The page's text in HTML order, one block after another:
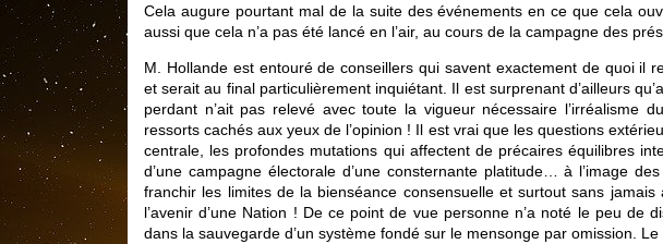
Cela augure pourtant mal de la suite des événements en ce que cela
aussi que cela n’a pas été lancé en l’air, au cours de la campagne des
M. Hollande est entouré de conseillers qui savent exactement de quoi il
et serait au final particulièrement inquiétant. Il est surprenant d’ailleurs
perdant n’ait pas relevé avec toute la vigueur nécessaire l’irréalisme
ressorts cachés aux yeux de l’opinion ! Il est vrai que les questions
centrale, les profondes mutations qui affectent de précaires équilibres
d’une campagne électorale d’une consternante platitude… à l’image
franchir les limites de la bienséance consensuelle et surtout sans
l’avenir d’une Nation ! De ce point de vue personne n’a noté le peu de
dans la sauvegarde d’un système fondé sur le mensonge par omission.